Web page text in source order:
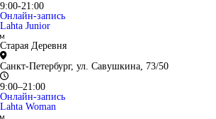
9:00-21:00
Онлайн-запись
Lahta Junior
Старая Деревня
Санкт-Петербург, ул. Савушкина, 73/50
9:00–21:00
Онлайн-запись
Lahta Woman